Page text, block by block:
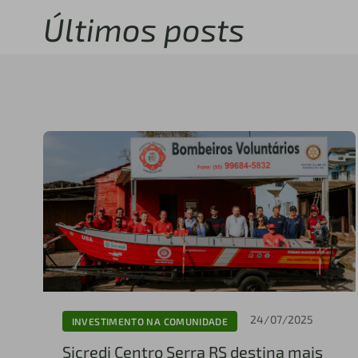
Últimos posts
INVESTIMENTO NA COMUNIDADE 24/07/2025
Sicredi Centro Serra RS destina mais